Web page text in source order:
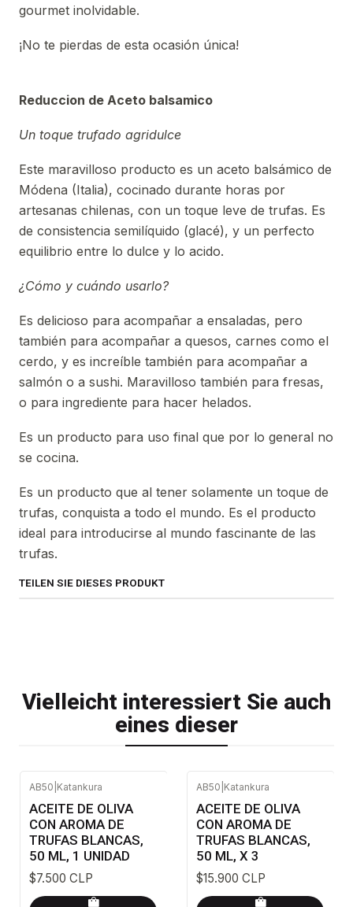
gourmet inolvidable.
¡No te pierdas de esta ocasión única!
Reduccion de Aceto balsamico
Un toque trufado agridulce
Este maravilloso producto es un aceto balsámico de
Módena (Italia), cocinado durante horas por
artesanas chilenas, con un toque leve de trufas. Es
de consistencia semilíquido (glacé), y un perfecto
equilibrio entre lo dulce y lo acido.
¿Cómo y cuándo usarlo?
Es delicioso para acompañar a ensaladas, pero
también para acompañar a quesos, carnes como el
cerdo, y es increíble también para acompañar a
salmón o a sushi. Maravilloso también para fresas,
o para ingrediente para hacer helados.
Es un producto para uso final que por lo general no
se cocina.
Es un producto que al tener solamente un toque de
trufas, conquista a todo el mundo. Es el producto
ideal para introducirse al mundo fascinante de las
trufas.
TEILEN SIE DIESES PRODUKT
Vielleicht interessiert Sie auch
eines dieser
AB50 Katankura
ACEITE DE OLIVA
CON AROMA DE
TRUFAS BLANCAS,
50 ML, 1 UNIDAD
$7.500 CLP
AB50 Katankura
ACEITE DE OLIVA
CON AROMA DE
TRUFAS BLANCAS,
50 ML, X 3
$15.900 CLP